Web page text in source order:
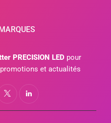
MARQUES
PRECISION LEDpour
et actualités